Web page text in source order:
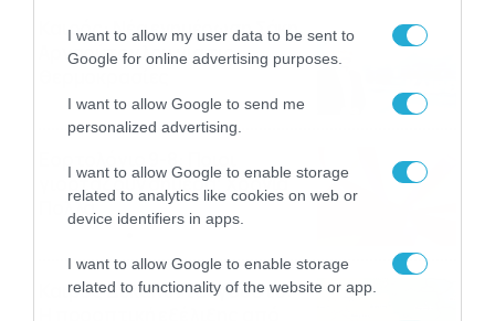
I want to allow my user data to be sent to
Google for online advertising purposes.
I want to allow Google to send me
personalized advertising.
I want to allow Google to enable storage
related to analytics like cookies on web or
device identifiers in apps.
I want to allow Google to enable storage
related to functionality of the website or app.
Καιρός: Νέα ενημέρωση Σάκη
Αρναούτογλου για τις
09/08/2026 10:52
γιορτάζουν σήμερα; Χρόνια
Πολλά
Καιρός Δεκαπενταύγουστο: